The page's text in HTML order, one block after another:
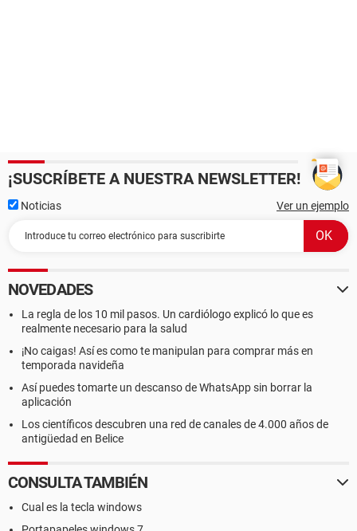
¡SUSCRÍBETE A NUESTRA NEWSLETTER!
Noticias Ver un ejemplo
NOVEDADES
La regla de los 10 mil pasos. Un cardiólogo explicó lo que es
realmente necesario para la salud
¡No caigas! Así es como te manipulan para comprar más en
temporada navideña
Así puedes tomarte un descanso de WhatsApp sin borrar la
aplicación
Los científicos descubren una red de canales de 4.000 años de
antigüedad en Belice
CONSULTA TAMBIÉN
Cual es la tecla windows